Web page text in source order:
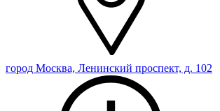
город Москва, Ленинский проспект, д. 102